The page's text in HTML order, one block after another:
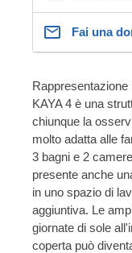
Fai una
KAYA 4 è una
chiunque la
molto adatta alle
3 bagni e 2
presente anche
in uno spazio di
aggiuntiva. Le
giornate di sole
coperta può